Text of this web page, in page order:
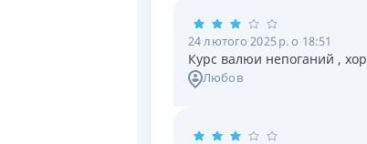
24 лютого 2025 р. о 18:51
Курс валюи непоганий ,
Любов